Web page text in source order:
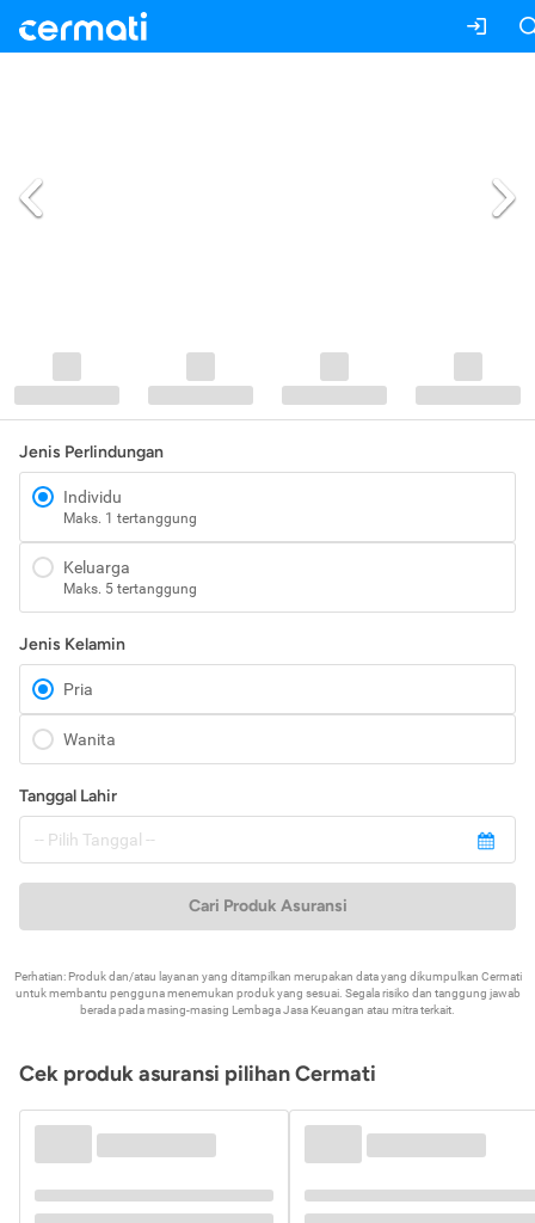
Jenis Perlindungan
Individu
Maks. 1 tertanggung
Keluarga
Maks. 5 tertanggung
Jenis Kelamin
Pria
Wanita
Tanggal Lahir
Cari Produk Asuransi
Perhatian: Produk dan/atau layanan yang ditampilkan merupakan data yang dikumpulkan Cermati
untuk membantu pengguna menemukan produk yang sesuai. Segala risiko dan tanggung jawab
berada pada masing-masing Lembaga Jasa Keuangan atau mitra terkait.
Cek produk asuransi pilihan Cermati